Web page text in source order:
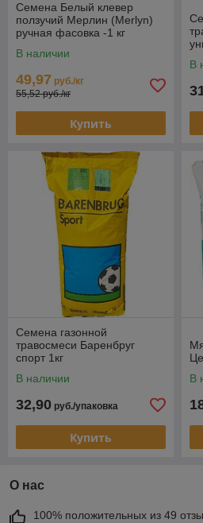
Семена Белый клевер
ползучий Мерлин (Merlyn)
ручная фасовка -1 кг
В наличии
49,97 руб./кг
55,52 руб./кг
Купить
В
Семена газонной
травосмеси Баренбруг
спорт 1кг
В наличии
32,90 руб./упаковка
Купить
В
О нас
100% положительных из 49